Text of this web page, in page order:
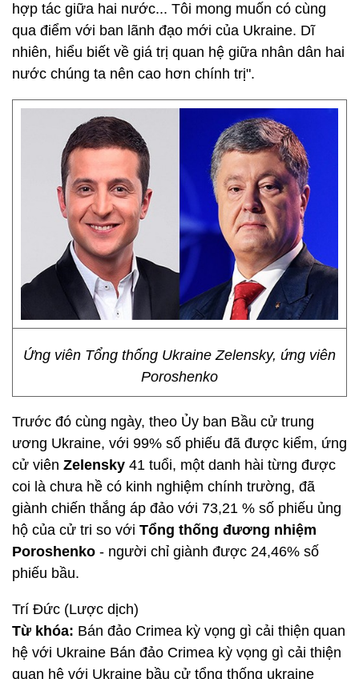
hợp tác giữa hai nước... Tôi mong muốn có cùng
qua điểm với ban lãnh đạo mới của Ukraine. Dĩ
nhiên, hiểu biết về giá trị quan hệ giữa nhân dân hai
nước chúng ta nên cao hơn chính trị".
Ứng viên Tổng thống Ukraine Zelensky, ứng viên
Poroshenko
Trước đó cùng ngày, theo Ủy ban Bầu cử trung
ương Ukraine, với 99% số phiếu đã được kiểm, ứng
cử viên Zelensky 41 tuổi, một danh hài từng được
coi là chưa hề có kinh nghiệm chính trường, đã
giành chiến thắng áp đảo với 73,21 % số phiếu ủng
hộ của cử tri so với Tổng thống đương nhiệm
Poroshenko - người chỉ giành được 24,46% số
phiếu bầu.
Trí Đức (Lược dịch)
Từ khóa: Bán đảo Crimea kỳ vọng gì cải thiện quan
hệ với Ukraine Bán đảo Crimea kỳ vọng gì cải thiện
quan hệ với Ukraine bầu cử tổng thống ukraine